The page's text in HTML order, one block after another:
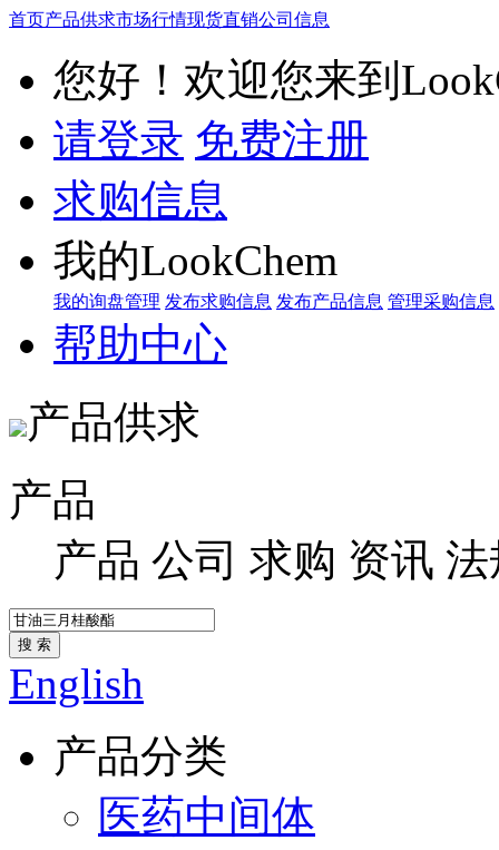
首页产品供求市场行情现货直销公司信息
您好！欢迎您来到
请登录 免费注册
求购信息
我的LookChem
我的询盘管理 发布求购信息 发布产品信息 管理采购信息
帮助中心
产品供求
产品
产品 公司 求购 资讯 法
搜 索
English
产品分类
医药中间体